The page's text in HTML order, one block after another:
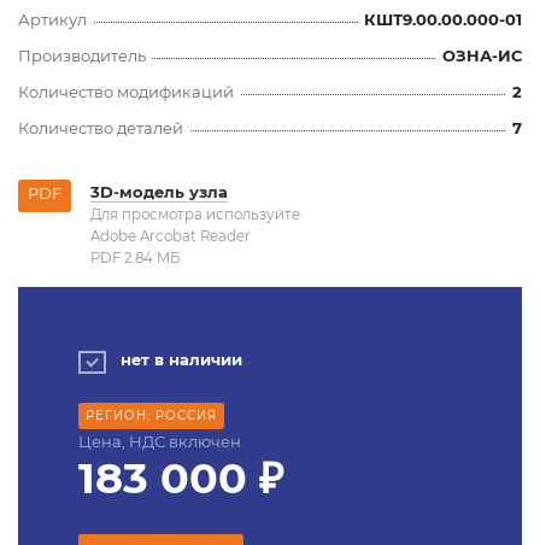
Артикул
КШТ9.00.00.000-01
Производитель
ОЗНА-ИС
Количество модификаций
2
Количество деталей
7
PDF 3D-модель узла
Для просмотра используйте
Adobe Arcobat Reader
PDF 2.84 MБ
нет в наличии
РЕГИОН: РОССИЯ
Цена, НДС включен
183 000 ₽